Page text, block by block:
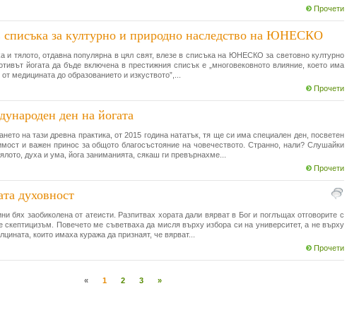
Прочети
списъка за културно и природно наследство на ЮНЕСКО
и тялото, отдавна популярна в цял свят, влезе в списъка на ЮНЕСКО за световно културно
йогата да бъде включена в престижния списък е „многовековното влияние, което има
медицината до образованието и изкуството”,...
Прочети
ден на йогата
на тази древна практика, от 2015 година нататък, тя ще си има специален ден, посветен
и важен принос за общото благосъстояние на човечеството. Странно, нали? Слушайки
духа и ума, йога заниманията, сякаш ги превърнахме...
Прочети
духовност
бях заобиколена от атеисти. Разпитвах хората дали вярват в Бог и поглъщах отговорите с
скептицизъм. Повечето ме съветваха да мисля върху избора си на университет, а не върху
които имаха куража да признаят, че вярват...
Прочети
« 1 2 3 »